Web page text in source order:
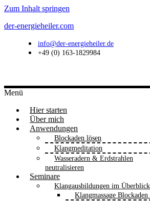
Zum Inhalt springen
der-energieheiler.com
info@der-energieheiler.de
+49 (0) 163-1829984
Menü
Hier starten
Über mich
Anwendungen
Blockaden lösen
Klangmeditation
Wasseradern & Erdstrahlen
neutralisieren
Seminare
Klangausbildungen im Überblick
Klangmassage Blockaden